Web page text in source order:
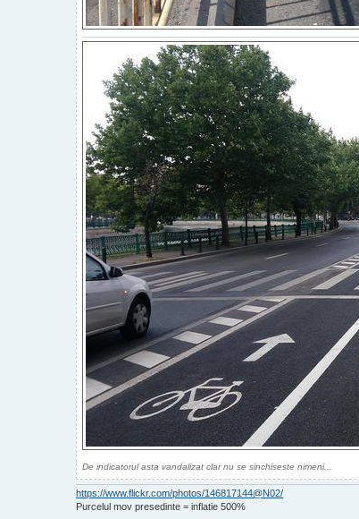
De indicatorul asta vandalizat clar nu se sinchiseste nimeni...
https://www.flickr.com/photos/146817144@N02/
Purcelul mov presedinte = inflatie 500%